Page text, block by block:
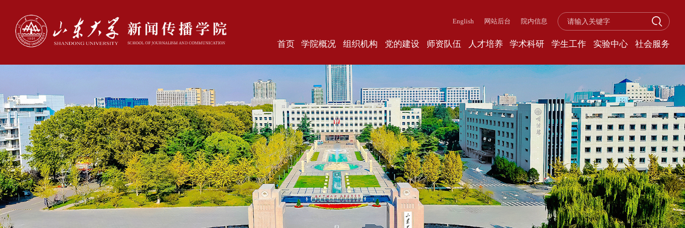
English 网站后台 院内信息
首页 学院概况 组织机构 党的建设 师资队伍 人才培养 学术科研 学生工作 实验中心 社会服务